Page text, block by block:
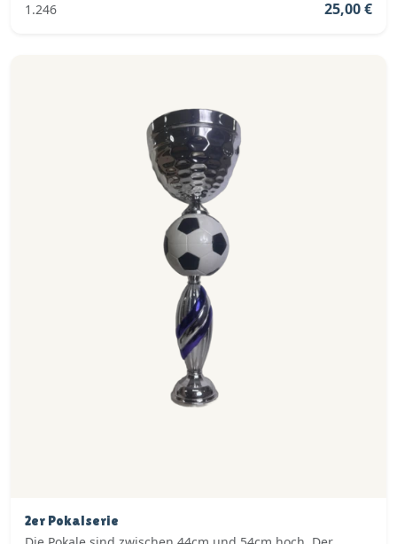
1.246
25,00 €
2er Pokalserie